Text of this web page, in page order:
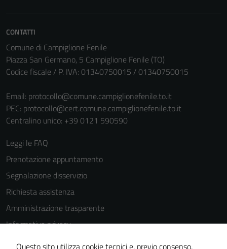
CONTATTI
Comune di Campiglione Fenile
Piazza San Germano, 5 Campiglione Fenile (TO)
Codice fiscale / P. IVA: 01340750015 / 01340750015
Email: protocollo@comune.campiglionefenile.to.it
PEC: protocollo@cert.comune.campiglionefenile.to.it
Centralino unico: +39 0121 590590
Leggi le FAQ
Prenotazione appuntamento
Segnalazione disservizio
Richiesta assistenza
Amministrazione trasparente
Informativa privacy
Cookie Policy
Questo sito utilizza cookie tecnici e, previo consenso,